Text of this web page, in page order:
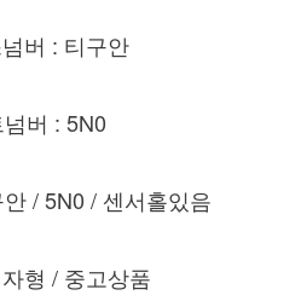
버 : 티구안
버 : 5N0
/ 5N0 / 센서홀있음
형 / 중고상품